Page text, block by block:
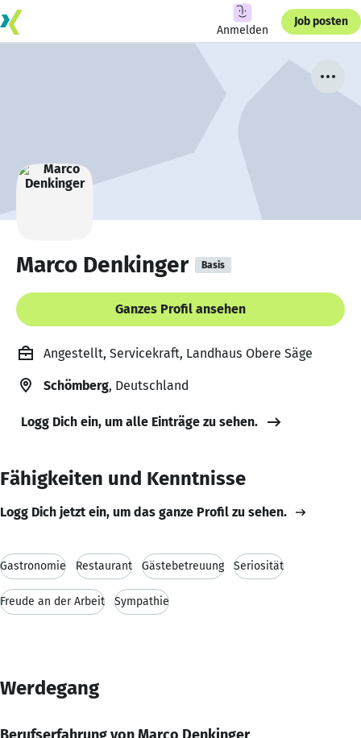
Anmelden
Job posten
Marco Denkinger Basis
Ganzes Profil ansehen
Angestellt, Servicekraft, Landhaus Obere Säge
Schömberg, Deutschland
Logg Dich ein, um alle Einträge zu sehen.
Fähigkeiten und Kenntnisse
Logg Dich jetzt ein, um das ganze Profil zu sehen.
Gastronomie Restaurant Gästebetreuung Seriosität
Freude an der Arbeit Sympathie
Werdegang
Berufserfahrung von Marco Denkinger